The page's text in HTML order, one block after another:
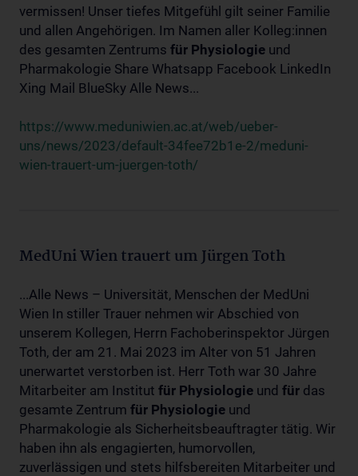
vermissen! Unser tiefes Mitgefühl gilt seiner Familie
und allen Angehörigen. Im Namen aller Kolleg:innen
des gesamten Zentrums für Physiologie und
Pharmakologie Share Whatsapp Facebook LinkedIn
Xing Mail BlueSky Alle News...
https://www.meduniwien.ac.at/web/ueber-
uns/news/2023/default-34fee72b1e-2/meduni-
wien-trauert-um-juergen-toth/
MedUni Wien trauert um Jürgen Toth
...Alle News – Universität, Menschen der MedUni
Wien In stiller Trauer nehmen wir Abschied von
unserem Kollegen, Herrn Fachoberinspektor Jürgen
Toth, der am 21. Mai 2023 im Alter von 51 Jahren
unerwartet verstorben ist. Herr Toth war 30 Jahre
Mitarbeiter am Institut für Physiologie und für das
gesamte Zentrum für Physiologie und
Pharmakologie als Sicherheitsbeauftragter tätig. Wir
haben ihn als engagierten, humorvollen,
zuverlässigen und stets hilfsbereiten Mitarbeiter und